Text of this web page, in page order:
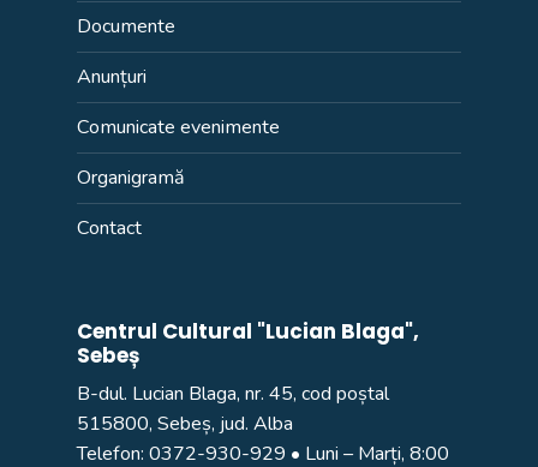
Documente
Anunțuri
Comunicate evenimente
Organigramă
Contact
Centrul Cultural "Lucian Blaga",
Sebeș
B-dul. Lucian Blaga, nr. 45, cod poștal
515800, Sebeș, jud. Alba
Telefon: 0372-930-929 • Luni – Marți, 8:00